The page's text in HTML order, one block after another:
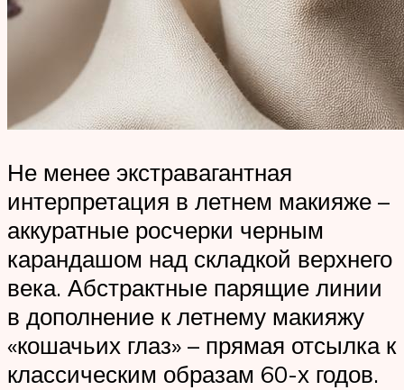
Не менее экстравагантная
интерпретация в летнем макияже –
аккуратные росчерки черным
карандашом над складкой верхнего
века. Абстрактные парящие линии
в дополнение к летнему макияжу
«кошачьих глаз» – прямая отсылка к
классическим образам 60-х годов.